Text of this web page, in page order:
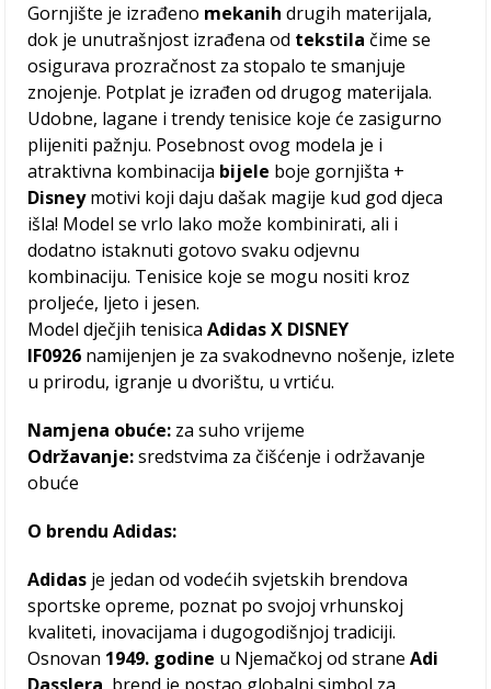
Gornjište je izrađeno mekanih drugih materijala,
dok je unutrašnjost izrađena od tekstila čime se
osigurava prozračnost za stopalo te smanjuje
znojenje. Potplat je izrađen od drugog materijala.
Udobne, lagane i trendy tenisice koje će zasigurno
plijeniti pažnju. Posebnost ovog modela je i
atraktivna kombinacija bijele boje gornjišta +
Disneymotivi koji daju dašak magije kud god djeca
išla! Model se vrlo lako može kombinirati, ali i
dodatno istaknuti gotovo svaku odjevnu
kombinaciju. Tenisice koje se mogu nositi kroz
proljeće, ljeto i jesen.
Model dječjih tenisicaAdidas X DISNEY
IF0926 namijenjen je za svakodnevno nošenje, izlete
u prirodu, igranje u dvorištu, u vrtiću.
Namjena obuće: za suho vrijeme
Održavanje:sredstvima za čišćenje i održavanje
obuće
O brendu Adidas:
Adidas je jedan od vodećih svjetskih brendova
sportske opreme, poznat po svojoj vrhunskoj
kvaliteti, inovacijama i dugogodišnjoj tradiciji.
Osnovan 1949. godine u Njemačkoj od straneAdi